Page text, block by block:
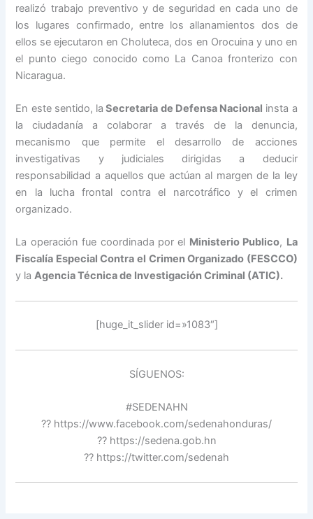
realizó trabajo preventivo y de seguridad en cada uno de
los lugares confirmado, entre los allanamientos dos de
ellos se ejecutaron en Choluteca, dos en Orocuina y uno en
el punto ciego conocido como La Canoa fronterizo con
Nicaragua.
En este sentido, la Secretaria de Defensa Nacional insta a
la ciudadanía a colaborar a través de la denuncia,
mecanismo que permite el desarrollo de acciones
investigativas y judiciales dirigidas a deducir
responsabilidad a aquellos que actúan al margen de la ley
en la lucha frontal contra el narcotráfico y el crimen
organizado.
La operación fue coordinada por el Ministerio Publico, La
Fiscalía Especial Contra el Crimen Organizado (FESCCO)
y laAgencia Técnica de Investigación Criminal (ATIC).
[huge_it_slider id=»1083″]
SÍGUENOS:
#SEDENAHN
?? https://www.facebook.com/sedenahonduras/
?? https://sedena.gob.hn
?? https://twitter.com/sedenah